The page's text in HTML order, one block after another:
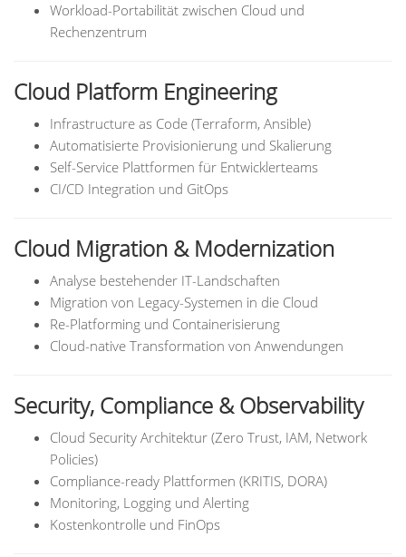
Workload-Portabilität zwischen Cloud und
Rechenzentrum
Cloud Platform Engineering
Infrastructure as Code (Terraform, Ansible)
Automatisierte Provisionierung und Skalierung
Self-Service Plattformen für Entwicklerteams
CI/CD Integration und GitOps
Cloud Migration & Modernization
Analyse bestehender IT-Landschaften
Migration von Legacy-Systemen in die Cloud
Re-Platforming und Containerisierung
Cloud-native Transformation von Anwendungen
Security, Compliance & Observability
Cloud Security Architektur (Zero Trust, IAM, Network
Policies)
Compliance-ready Plattformen (KRITIS, DORA)
Monitoring, Logging und Alerting
Kostenkontrolle und FinOps